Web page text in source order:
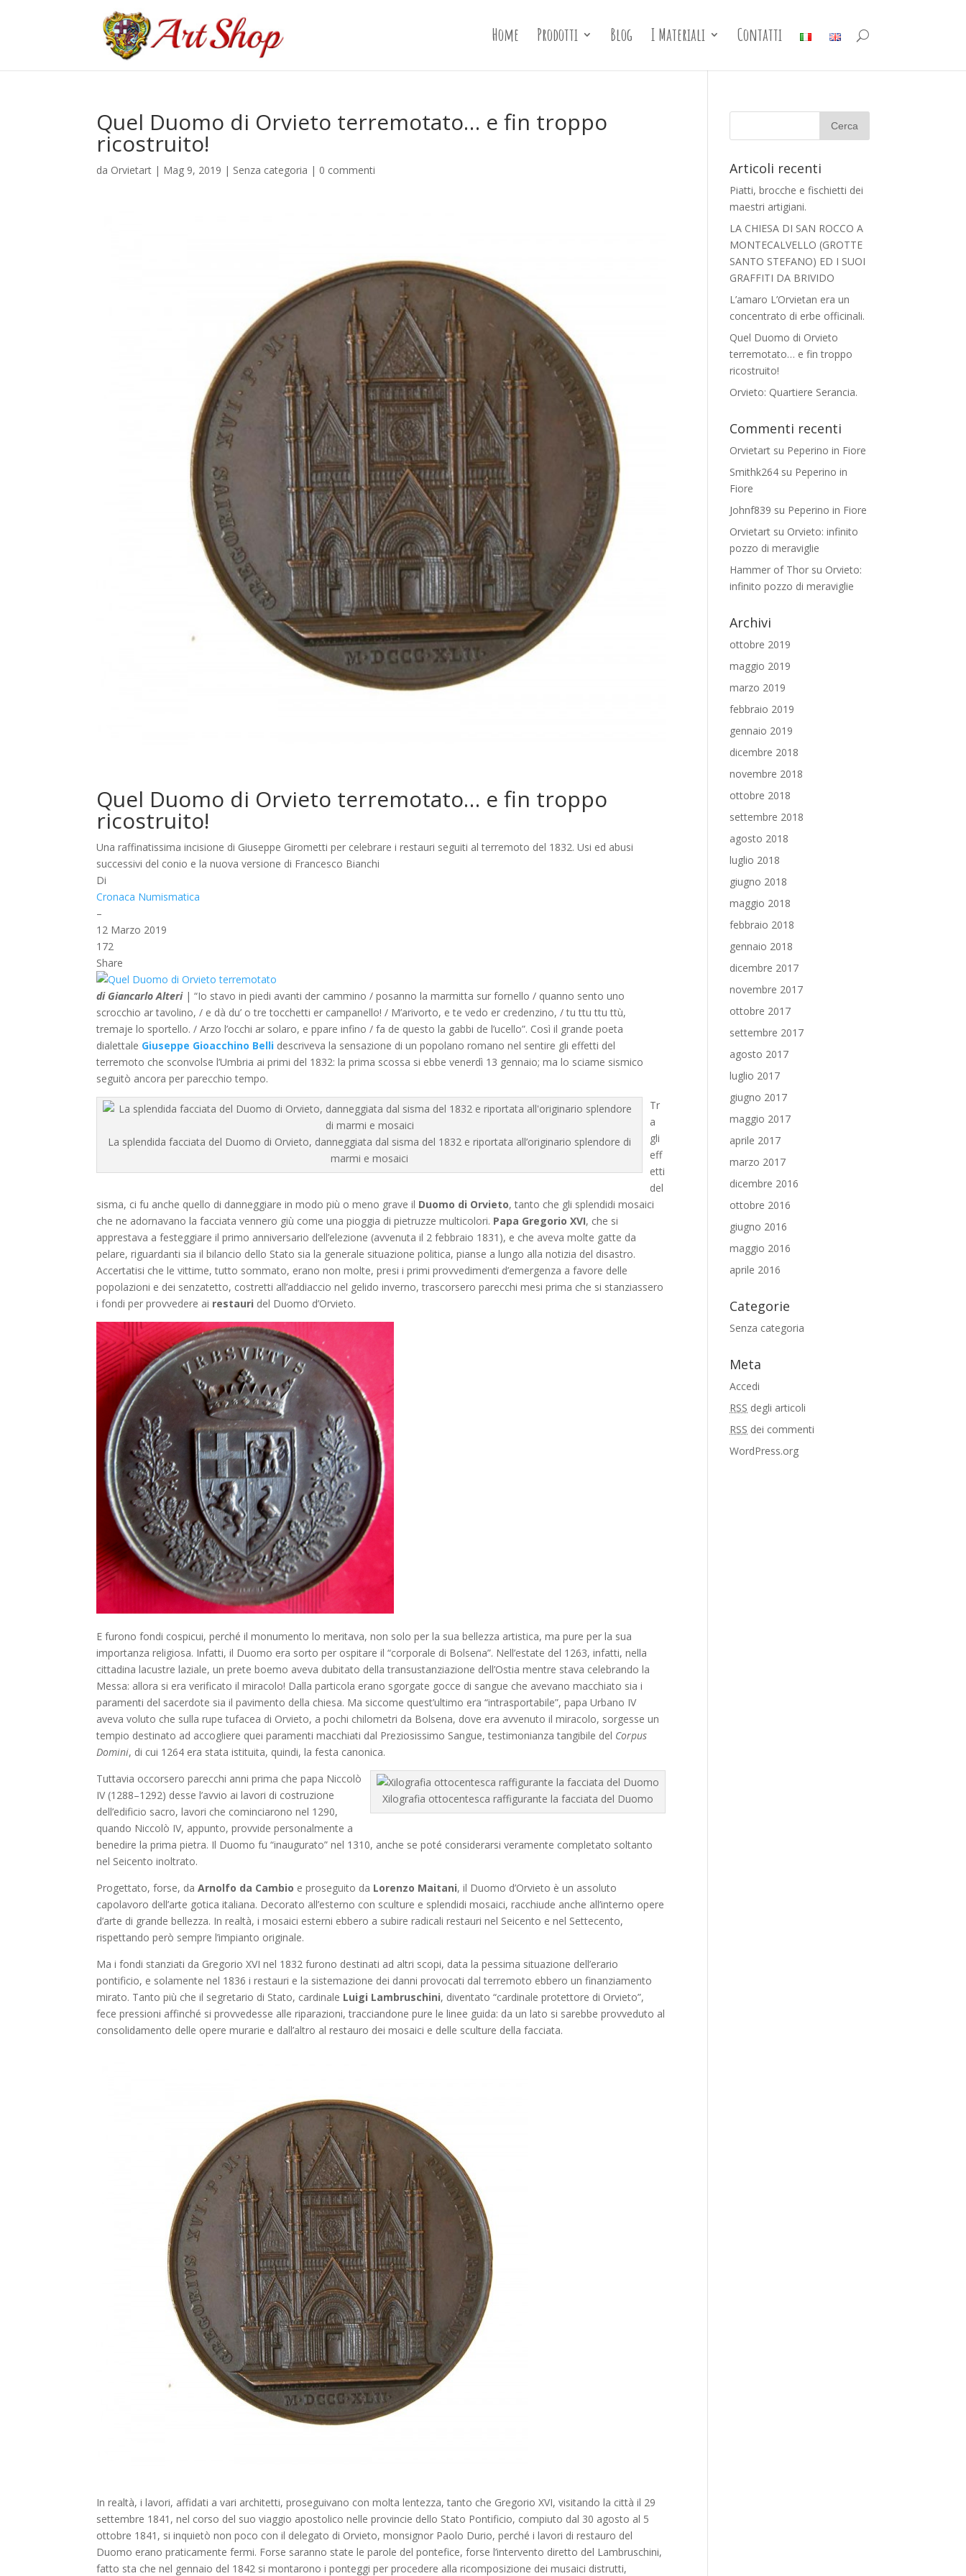
Home Prodotti Blog I Materiali Contatti
Quel Duomo di Orvieto terremotato… e fin troppo
ricostruito!
da Orvietart | Mag 9, 2019 | Senza categoria | 0 commenti
Quel Duomo di Orvieto terremotato… e fin troppo
ricostruito!
Una raffinatissima incisione di Giuseppe Girometti per celebrare i restauri seguiti al terremoto del 1832. Usi ed abusi
successivi del conio e la nuova versione di Francesco Bianchi
Di
Cronaca Numismatica
–
12 Marzo 2019
172
Share
di Giancarlo Alteri | “Io stavo in piedi avanti der cammino / posanno la marmitta sur fornello / quanno sento uno
scrocchio ar tavolino, / e dà du’ o tre tocchetti er campanello! / M’arivorto, e te vedo er credenzino, / tu ttu ttu ttù,
tremaje lo sportello. / Arzo l’occhi ar solaro, e ppare infino / fa de questo la gabbi de l’ucello”. Così il grande poeta
dialettale Giuseppe Gioacchino Belli descriveva la sensazione di un popolano romano nel sentire gli effetti del
terremoto che sconvolse l’Umbria ai primi del 1832: la prima scossa si ebbe venerdì 13 gennaio; ma lo sciame sismico
seguitò ancora per parecchio tempo.
La splendida facciata del Duomo di Orvieto, danneggiata dal sisma del 1832 e riportata all’originario splendore di
marmi e mosaici
Tr
a
gli
eff
etti
del
sisma, ci fu anche quello di danneggiare in modo più o meno grave il Duomo di Orvieto, tanto che gli splendidi mosaici
che ne adornavano la facciata vennero giù come una pioggia di pietruzze multicolori. Papa Gregorio XVI, che si
apprestava a festeggiare il primo anniversario dell’elezione (avvenuta il 2 febbraio 1831), e che aveva molte gatte da
pelare, riguardanti sia il bilancio dello Stato sia la generale situazione politica, pianse a lungo alla notizia del disastro.
Accertatisi che le vittime, tutto sommato, erano non molte, presi i primi provvedimenti d’emergenza a favore delle
popolazioni e dei senzatetto, costretti all’addiaccio nel gelido inverno, trascorsero parecchi mesi prima che si stanziassero
i fondi per provvedere ai restauri del Duomo d’Orvieto.
E furono fondi cospicui, perché il monumento lo meritava, non solo per la sua bellezza artistica, ma pure per la sua
importanza religiosa. Infatti, il Duomo era sorto per ospitare il “corporale di Bolsena”. Nell’estate del 1263, infatti, nella
cittadina lacustre laziale, un prete boemo aveva dubitato della transustanziazione dell’Ostia mentre stava celebrando la
Messa: allora si era verificato il miracolo! Dalla particola erano sgorgate gocce di sangue che avevano macchiato sia i
paramenti del sacerdote sia il pavimento della chiesa. Ma siccome quest’ultimo era “intrasportabile”, papa Urbano IV
aveva voluto che sulla rupe tufacea di Orvieto, a pochi chilometri da Bolsena, dove era avvenuto il miracolo, sorgesse un
tempio destinato ad accogliere quei paramenti macchiati dal Preziosissimo Sangue, testimonianza tangibile del Corpus
Domini, di cui 1264 era stata istituita, quindi, la festa canonica.
Xilografia ottocentesca raffigurante la facciata del Duomo
Tuttavia occorsero parecchi anni prima che papa Niccolò
IV (1288–1292) desse l’avvio ai lavori di costruzione
dell’edificio sacro, lavori che cominciarono nel 1290,
quando Niccolò IV, appunto, provvide personalmente a
benedire la prima pietra. Il Duomo fu “inaugurato” nel 1310, anche se poté considerarsi veramente completato soltanto
nel Seicento inoltrato.
Progettato, forse, daArnolfo da Cambio e proseguito da Lorenzo Maitani, il Duomo d’Orvieto è un assoluto
capolavoro dell’arte gotica italiana. Decorato all’esterno con sculture e splendidi mosaici, racchiude anche all’interno opere
d’arte di grande bellezza. In realtà, i mosaici esterni ebbero a subire radicali restauri nel Seicento e nel Settecento,
rispettando però sempre l’impianto originale.
Ma i fondi stanziati da Gregorio XVI nel 1832 furono destinati ad altri scopi, data la pessima situazione dell’erario
pontificio, e solamente nel 1836 i restauri e la sistemazione dei danni provocati dal terremoto ebbero un finanziamento
mirato. Tanto più che il segretario di Stato, cardinale Luigi Lambruschini, diventato “cardinale protettore di Orvieto”,
fece pressioni affinché si provvedesse alle riparazioni, tracciandone pure le linee guida: da un lato si sarebbe provveduto al
consolidamento delle opere murarie e dall’altro al restauro dei mosaici e delle sculture della facciata.
In realtà, i lavori, affidati a vari architetti, proseguivano con molta lentezza, tanto che Gregorio XVI, visitando la città il 29
settembre 1841, nel corso del suo viaggio apostolico nelle provincie dello Stato Pontificio, compiuto dal 30 agosto al 5
ottobre 1841, si inquietò non poco con il delegato di Orvieto, monsignor Paolo Durio, perché i lavori di restauro del
Duomo erano praticamente fermi. Forse saranno state le parole del pontefice, forse l’intervento diretto del Lambruschini,
fatto sta che nel gennaio del 1842 si montarono i ponteggi per procedere alla ricomposizione dei musaici distrutti,
Articoli recenti
Piatti, brocche e fischietti dei
maestri artigiani.
LA CHIESA DI SAN ROCCO A
MONTECALVELLO (GROTTE
SANTO STEFANO) ED I SUOI
GRAFFITI DA BRIVIDO
L’amaro L’Orvietan era un
concentrato di erbe officinali.
Quel Duomo di Orvieto
terremotato… e fin troppo
ricostruito!
Orvieto: Quartiere Serancia.
Commenti recenti
Orvietart su Peperino in Fiore
Smithk264 su Peperino in
Fiore
Johnf839 su Peperino in Fiore
Orvietart su Orvieto: infinito
pozzo di meraviglie
Hammer of Thor su Orvieto:
infinito pozzo di meraviglie
Archivi
ottobre 2019
maggio 2019
marzo 2019
febbraio 2019
gennaio 2019
dicembre 2018
novembre 2018
ottobre 2018
settembre 2018
agosto 2018
luglio 2018
giugno 2018
maggio 2018
febbraio 2018
gennaio 2018
dicembre 2017
novembre 2017
ottobre 2017
settembre 2017
agosto 2017
luglio 2017
giugno 2017
maggio 2017
aprile 2017
marzo 2017
dicembre 2016
ottobre 2016
giugno 2016
maggio 2016
aprile 2016
Categorie
Senza categoria
Meta
Accedi
RSS degli articoli
RSS dei commenti
WordPress.org